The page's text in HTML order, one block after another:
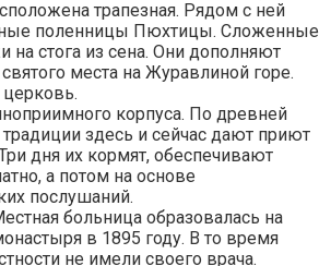
трапезная. Рядом с ней
поленницы Пюхтицы. Сложенные
на стога из сена. Они дополняют
места на Журавлиной горе.
корпуса. По древней
здесь и сейчас дают приют
дня их кормят, обеспечивают
а потом на основе
послушаний.
больница образовалась на
в 1895 году. В то время
не имели своего врача.